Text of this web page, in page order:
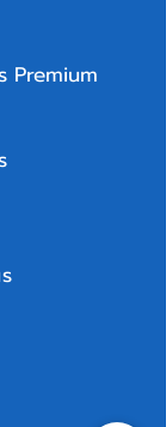
Premium